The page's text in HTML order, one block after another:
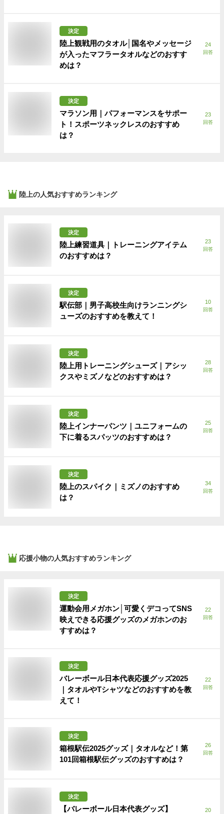
決定
陸上観戦用のタオル│国名やメッセージ
が入ったマフラータオルなどのおすす
めは？
24
回答
決定
マラソン用｜パフォーマンスをサポー
ト！スポーツネックレスのおすすめ
は？
23
回答
陸上の人気おすすめランキング
決定
陸上練習道具｜トレーニングアイテム
のおすすめは？
23
回答
決定
駅伝部｜男子高校生向けランニングシ
ューズのおすすめを教えて！
10
回答
決定
陸上用トレーニングシューズ｜アシッ
クスやミズノなどのおすすめは？
28
回答
決定
陸上インナーパンツ｜ユニフォームの
下に着るスパッツのおすすめは？
25
回答
決定
陸上のスパイク｜ミズノのおすすめ
は？
34
回答
応援小物の人気おすすめランキング
決定
運動会用メガホン│可愛くデコってSNS
映えできる応援グッズのメガホンのお
すすめは？
22
回答
決定
バレーボール日本代表応援グッズ2025
｜タオルやTシャツなどのおすすめを教
えて！
22
回答
決定
箱根駅伝2025グッズ｜タオルなど！第
101回箱根駅伝グッズのおすすめは？
26
回答
決定
【バレーボール日本代表グッズ】
20